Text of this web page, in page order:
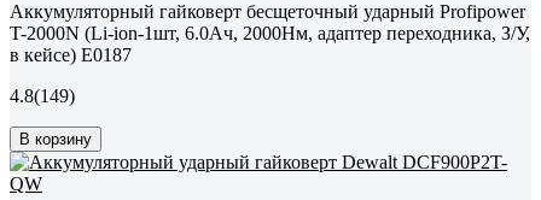
Аккумуляторный гайковерт бесщеточный ударный Profipower
T-2000N (Li-ion-1шт, 6.0Ач, 2000Нм, адаптер переходника, З/У,
в кейсе) E0187
4.8(149)
В корзину